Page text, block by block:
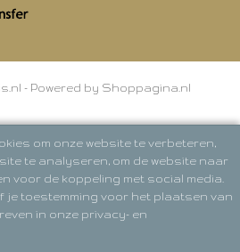
- Powered by Shoppagina.nl
om onze website te verbeteren,
te analyseren, om de website naar
voor de koppeling met social media.
je toestemming voor het plaatsen van
in onze privacy- en